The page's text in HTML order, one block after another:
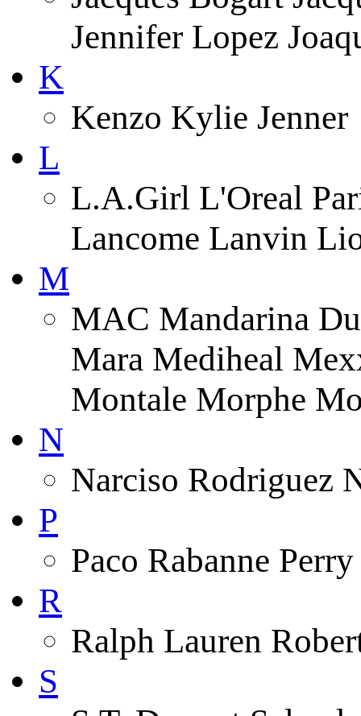
Jennifer Lopez
K
Kenzo Kylie Jenner
L
L.A.Girl L'Oreal
Lancome Lanvin
M
MAC Mandarina
Mara Mediheal
Montale Morphe
N
Narciso Rodriguez
P
Paco Rabanne
R
Ralph Lauren
S